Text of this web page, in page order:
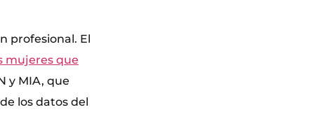
profesional. El
mujeres que
y MIA, que
los datos del